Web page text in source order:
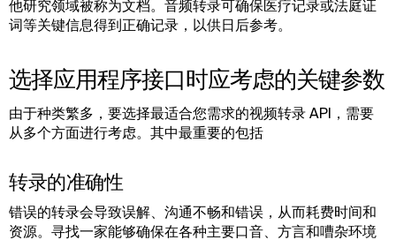
他研究领域被称为文档。音频转录可确保医疗记录或法庭证
词等关键信息得到正确记录，以供日后参考。
选择应用程序接口时应考虑的关键参数
由于种类繁多，要选择最适合您需求的视频转录 API，需要
从多个方面进行考虑。其中最重要的包括
转录的准确性
错误的转录会导致误解、沟通不畅和错误，从而耗费时间和
资源。寻找一家能够确保在各种主要口音、方言和嘈杂环境